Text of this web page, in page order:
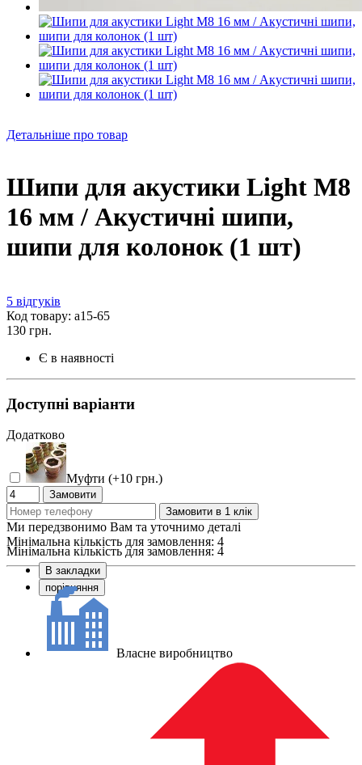
Детальніше про товар
Шипи для акустики Light M8
16 мм / Акустичні шипи,
шипи для колонок (1 шт)
5 відгуків
Код товару: а15-65
130 грн.
Є в наявності
Доступні варіанти
Додатково
Муфти (+10 грн.)
Замовити
Замовити в 1 клік
Ми передзвонимо Вам та уточнимо деталі
Мінімальна кількість для замовлення: 4
В закладки
порівняння
Мінімальна кількість для замовлення: 4
Власне виробництво